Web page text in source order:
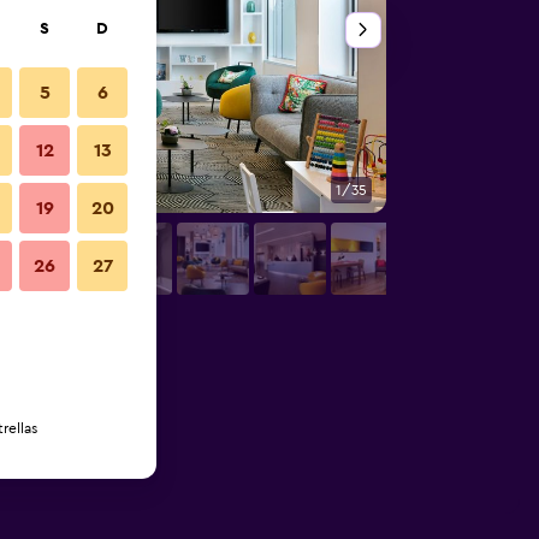
1/35
S D
5 6
12 13
19 20
26 27